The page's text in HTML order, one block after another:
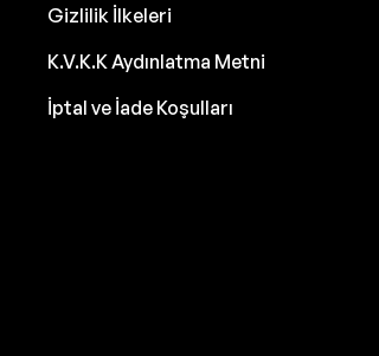
Gizlilik İlkeleri
K.V.K.K Aydınlatma Metni
İptal ve İade Koşulları